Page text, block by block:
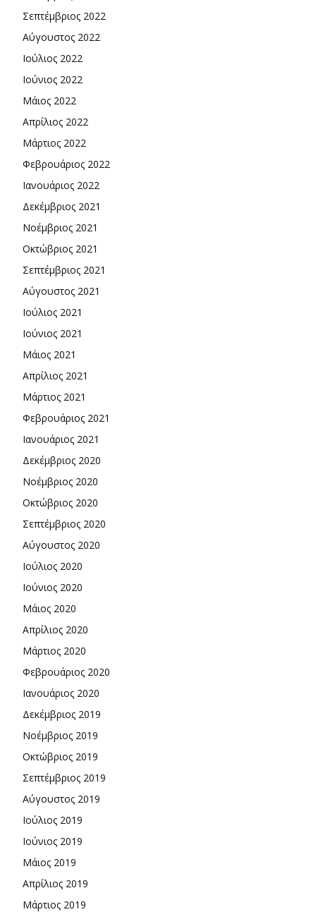
Σεπτέμβριος 2022
Αύγουστος 2022
Ιούλιος 2022
Ιούνιος 2022
Μάιος 2022
Απρίλιος 2022
Μάρτιος 2022
Φεβρουάριος 2022
Ιανουάριος 2022
Δεκέμβριος 2021
Νοέμβριος 2021
Οκτώβριος 2021
Σεπτέμβριος 2021
Αύγουστος 2021
Ιούλιος 2021
Ιούνιος 2021
Μάιος 2021
Απρίλιος 2021
Μάρτιος 2021
Φεβρουάριος 2021
Ιανουάριος 2021
Δεκέμβριος 2020
Νοέμβριος 2020
Οκτώβριος 2020
Σεπτέμβριος 2020
Αύγουστος 2020
Ιούλιος 2020
Ιούνιος 2020
Μάιος 2020
Απρίλιος 2020
Μάρτιος 2020
Φεβρουάριος 2020
Ιανουάριος 2020
Δεκέμβριος 2019
Νοέμβριος 2019
Οκτώβριος 2019
Σεπτέμβριος 2019
Αύγουστος 2019
Ιούλιος 2019
Ιούνιος 2019
Μάιος 2019
Απρίλιος 2019
Μάρτιος 2019